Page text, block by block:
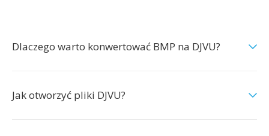
Dlaczego warto konwertować BMP na DJVU?
Jak otworzyć pliki DJVU?